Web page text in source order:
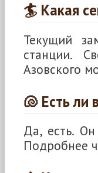
🏄 Какая
Текущий
станции.
Азовского
🐚 Есть ли
Да, есть.
Подробнее